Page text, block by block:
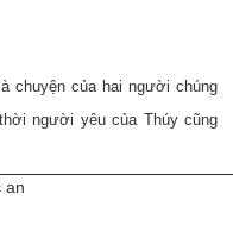
chuyện của hai người chúng
người yêu của Thúy cũng